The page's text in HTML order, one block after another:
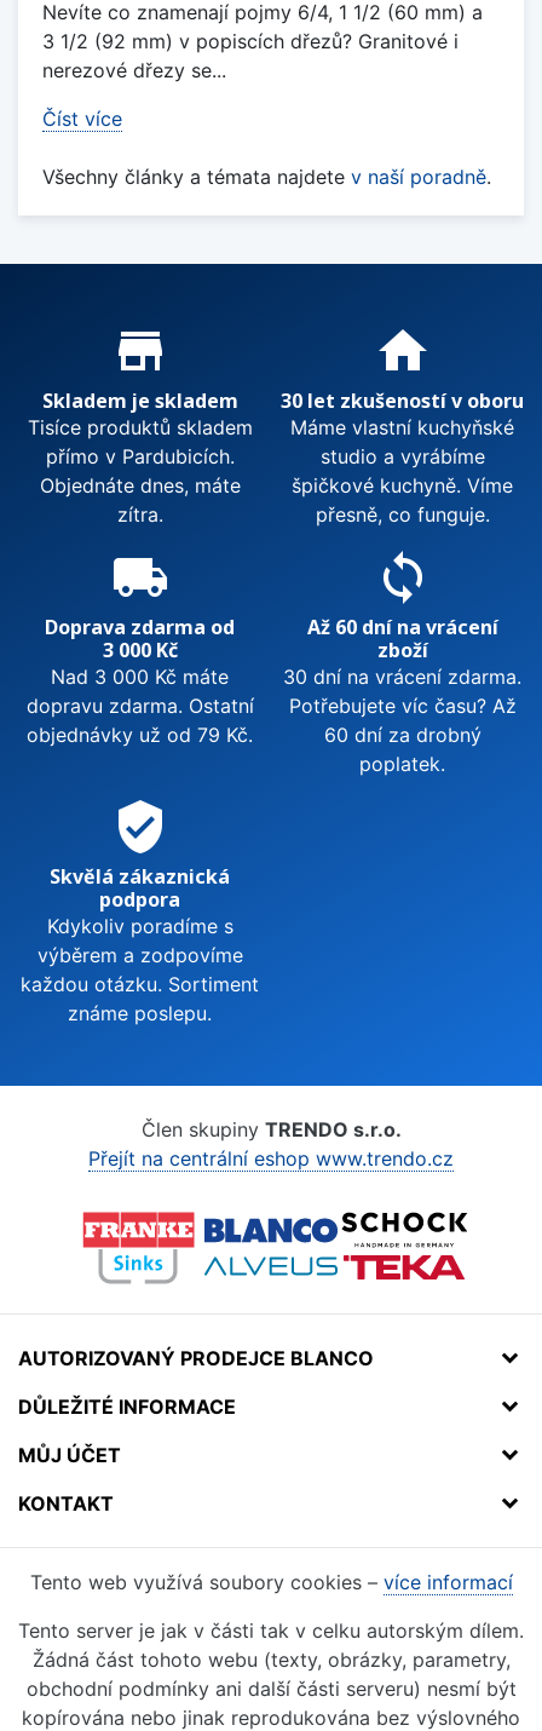
Nevíte co znamenají pojmy 6/4, 1 1/2 (60 mm) a
3 1/2 (92 mm) v popiscích dřezů? Granitové i
nerezové dřezy se...
Číst více
Všechny články a témata najdete v naší poradně.
Proč nakupovat u nás?
store_mall_directory
Skladem je skladem
Tisíce produktů skladem
přímo v Pardubicích.
Objednáte dnes, máte
zítra.
home
30 let zkušeností v oboru
Máme vlastní kuchyňské
studio a vyrábíme
špičkové kuchyně. Víme
přesně, co funguje.
local_shipping
Doprava zdarma od
3 000 Kč
Nad 3 000 Kč máte
dopravu zdarma. Ostatní
objednávky už od 79 Kč.
sync
Až 60 dní na vrácení
zboží
30 dní na vrácení zdarma.
Potřebujete víc času? Až
60 dní za drobný
poplatek.
verified_user
Skvělá zákaznická
podpora
Kdykoliv poradíme s
výběrem a zodpovíme
každou otázku. Sortiment
známe poslepu.
Člen skupiny TRENDO s.r.o.
Přejít na centrální eshop www.trendo.cz
AUTORIZOVANÝ PRODEJCE BLANCO
DŮLEŽITÉ INFORMACE
MŮJ ÚČET
KONTAKT
Tento web využívá soubory cookies – více informací
Tento server je jak v části tak v celku autorským dílem.
Žádná část tohoto webu (texty, obrázky, parametry,
obchodní podmínky ani další části serveru) nesmí být
kopírována nebo jinak reprodukována bez výslovného